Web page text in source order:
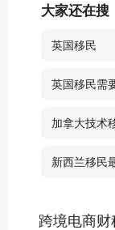
大家还在搜
英国移民
英国移民需
加拿大技术
新西兰移民
跨境电商财